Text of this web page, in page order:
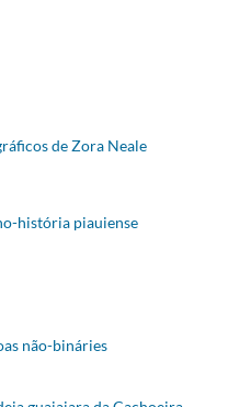
de Zora Neale
história piauiense
não-bináries